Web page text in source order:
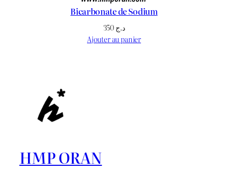
Bicarbonate de Sodium
د.ج
Ajouter au panier
HMP ORAN